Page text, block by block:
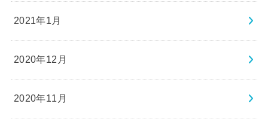
2021年1月
2020年12月
2020年11月